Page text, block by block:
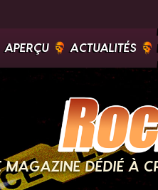
APERÇU ACTUALITÉS
MAGAZINE DÉDIÉ À